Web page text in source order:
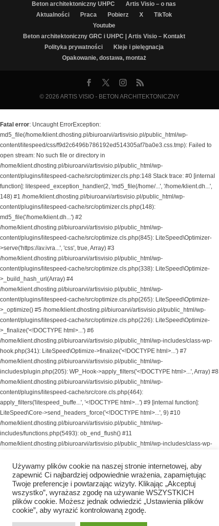
Beton architektoniczny UHPC
Artis Visio – o nas
Aktualności
Praca Pobierz X
TikTok
Youtube
Beton architektoniczny GRC i UHPC | Artis Visio – Kontakt
Polityka prywatności
Kleje i pielęgnacja
Opakowanie, dostawa, montaż
© 2026 ARTIS VISIO - BETON ARCHITEKTONICZNY
Używamy plików cookie na naszej stronie internetowej, aby
zapewnić Ci najbardziej odpowiednie wrażenia, zapamiętując
Twoje preferencje i powtarzając wizyty. Klikając „Akceptuj
wszystko”, wyrażasz zgodę na używanie WSZYSTKICH
plików cookie. Możesz jednak odwiedzić „Ustawienia plików
cookie”, aby wyrazić kontrolowaną zgodę.
Fatal error: Uncaught ErrorException:
md5_file(/home/klient.dhosting.pl/biuroarvi/artisvisio.pl/public_html/wp-
content/litespeed/css/f9d2c6496b786192ed514305af7ba0e3.css.tmp): Failed to
open stream: No such file or directory in
/home/klient.dhosting.pl/biuroarvi/artisvisio.pl/public_html/wp-
content/plugins/litespeed-cache/src/optimizer.cls.php:148 Stack trace: #0 [internal
function]: litespeed_exception_handler(2, 'md5_file(/home/...', '/home/klient.dh...',
148) #1 /home/klient.dhosting.pl/biuroarvi/artisvisio.pl/public_html/wp-
content/plugins/litespeed-cache/src/optimizer.cls.php(148):
md5_file('/home/klient.dh...') #2
/home/klient.dhosting.pl/biuroarvi/artisvisio.pl/public_html/wp-
content/plugins/litespeed-cache/src/optimize.cls.php(845): LiteSpeed\Optimizer-
>serve('https://av.ivra...', 'css', true, Array) #3
/home/klient.dhosting.pl/biuroarvi/artisvisio.pl/public_html/wp-
content/plugins/litespeed-cache/src/optimize.cls.php(338): LiteSpeed\Optimize-
>_build_hash_url(Array) #4
/home/klient.dhosting.pl/biuroarvi/artisvisio.pl/public_html/wp-
content/plugins/litespeed-cache/src/optimize.cls.php(265): LiteSpeed\Optimize-
>_optimize() #5 /home/klient.dhosting.pl/biuroarvi/artisvisio.pl/public_html/wp-
content/plugins/litespeed-cache/src/optimize.cls.php(226): LiteSpeed\Optimize-
>_finalize('<!DOCTYPE html>...') #6
/home/klient.dhosting.pl/biuroarvi/artisvisio.pl/public_html/wp-includes/class-wp-
hook.php(341): LiteSpeed\Optimize->finalize('<!DOCTYPE html>...') #7
/home/klient.dhosting.pl/biuroarvi/artisvisio.pl/public_html/wp-
includes/plugin.php(205): WP_Hook->apply_filters('<!DOCTYPE html>...', Array) #8
/home/klient.dhosting.pl/biuroarvi/artisvisio.pl/public_html/wp-
content/plugins/litespeed-cache/src/core.cls.php(464):
apply_filters('litespeed_buffe...', '<!DOCTYPE html>...') #9 [internal function]:
LiteSpeed\Core->send_headers_force('<!DOCTYPE html>...', 9) #10
/home/klient.dhosting.pl/biuroarvi/artisvisio.pl/public_html/wp-
includes/functions.php(5493): ob_end_flush() #11
/home/klient.dhosting.pl/biuroarvi/artisvisio.pl/public_html/wp-includes/class-wp-
/home/klient.dhosting.pl/biuroarvi/artisvisio.pl/public_html/wp-includes/class-wp-
hook.php(365): WP_Hook->apply_filters(NULL, Array) #13
/home/klient.dhosting.pl/biuroarvi/artisvisio.pl/public_html/wp-
includes/plugin.php(522): WP_Hook->do_action(Array) #14
/home/klient.dhosting.pl/biuroarvi/artisvisio.pl/public_html/wp-
includes/load.php(1308): do_action('shutdown') #15 [internal function]: